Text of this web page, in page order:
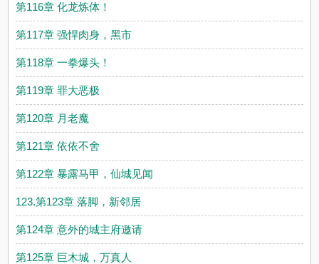
第116章 化龙炼体！
第117章 强悍肉身，黑市
第118章 一拳爆头！
第119章 罪大恶极
第120章 月老魔
第121章 依依不舍
第122章 暴露马甲，仙城见闻
123.第123章 落脚，新邻居
第124章 意外的城主府邀请
第125章 巨木城，万真人